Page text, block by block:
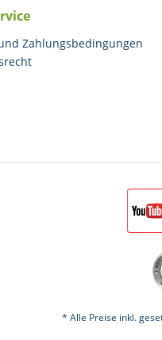
Zahlungsbedingungen
* Alle Preise inkl.